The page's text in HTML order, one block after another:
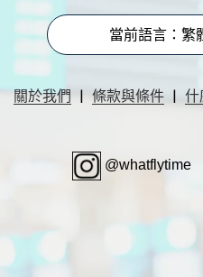
當前語言：繁
關於我們 | 條款與條件 | 什
@whatflytime